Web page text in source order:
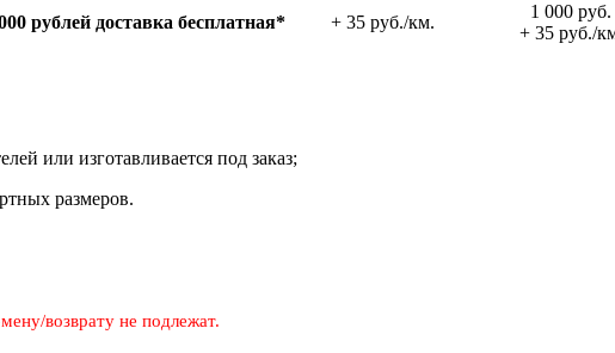
рублей доставка беспла­тная* + 35 руб./км.
1 000 руб.
+ 35 руб./
или изготавливается под заказ;
размеров.
возврату не подлежат.